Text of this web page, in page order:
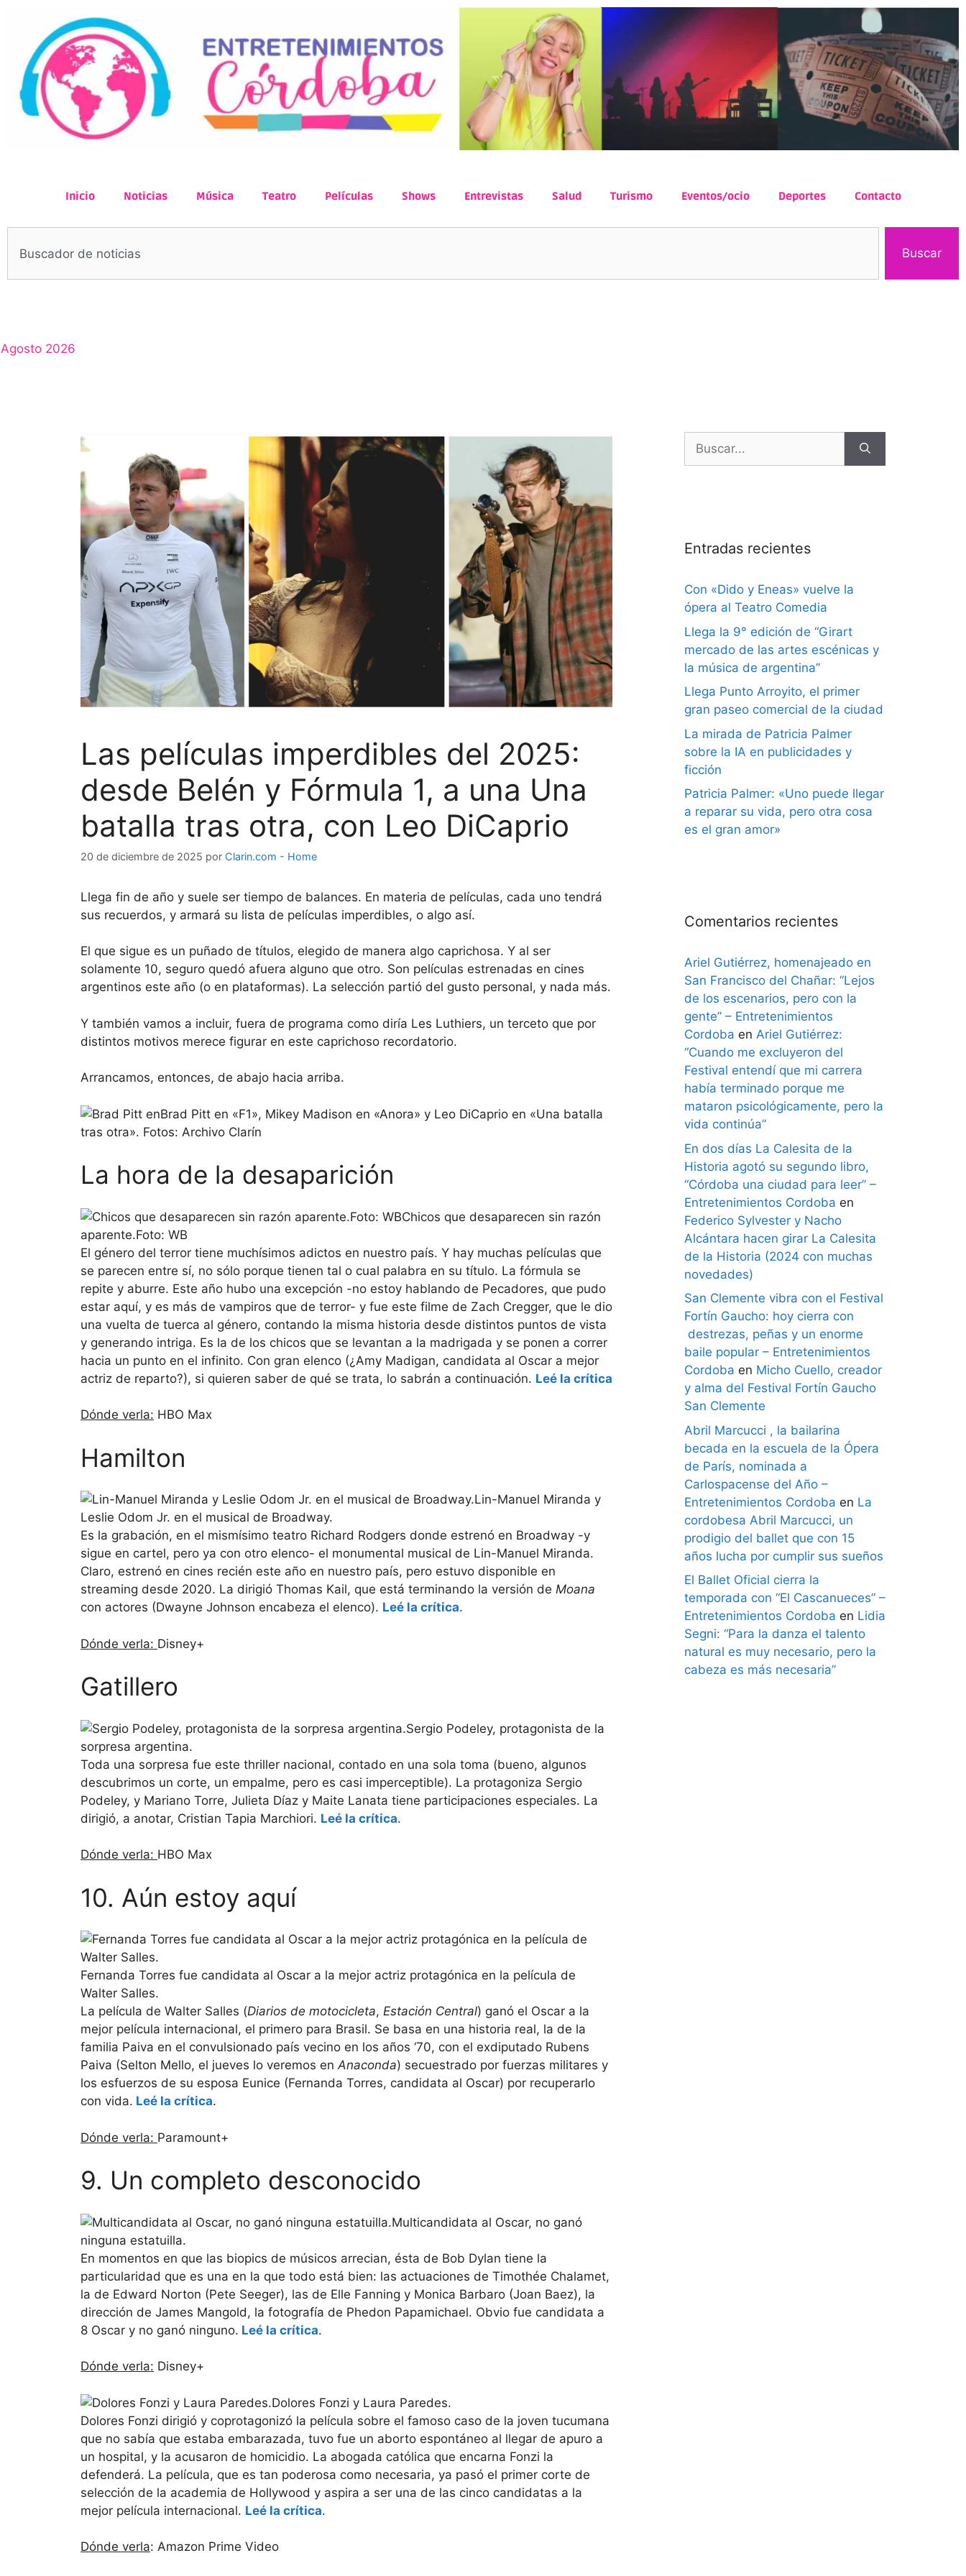
Inicio Noticias Música Teatro Películas Shows Entrevistas Salud Turismo Eventos/ocio Deportes Contacto
Buscar
Agosto 2026
Las películas imperdibles del 2025:
desde Belén y Fórmula 1, a una Una
batalla tras otra, con Leo DiCaprio
20 de diciembre de 2025 por Clarin.com - Home
Llega fin de año y suele ser tiempo de balances. En materia de películas, cada uno tendrá
sus recuerdos, y armará su lista de películas imperdibles, o algo así.
El que sigue es un puñado de títulos, elegido de manera algo caprichosa. Y al ser
solamente 10, seguro quedó afuera alguno que otro. Son películas estrenadas en cines
argentinos este año (o en plataformas). La selección partió del gusto personal, y nada más.
Y también vamos a incluir, fuera de programa como diría Les Luthiers, un terceto que por
distintos motivos merece figurar en este caprichoso recordatorio.
Arrancamos, entonces, de abajo hacia arriba.
Brad Pitt en «F1», Mikey Madison en «Anora» y Leo DiCaprio en «Una batalla
tras otra». Fotos: Archivo Clarín
La hora de la desaparición
Chicos que desaparecen sin razón
aparente.Foto: WB
El género del terror tiene muchísimos adictos en nuestro país. Y hay muchas películas que
se parecen entre sí, no sólo porque tienen tal o cual palabra en su título. La fórmula se
repite y aburre. Este año hubo una excepción -no estoy hablando de Pecadores, que pudo
estar aquí, y es más de vampiros que de terror- y fue este filme de Zach Cregger, que le dio
una vuelta de tuerca al género, contando la misma historia desde distintos puntos de vista
y generando intriga. Es la de los chicos que se levantan a la madrigada y se ponen a correr
hacia un punto en el infinito. Con gran elenco (¿Amy Madigan, candidata al Oscar a mejor
actriz de reparto?), si quieren saber de qué se trata, lo sabrán a continuación. Leé la crítica
Dónde verla: HBO Max
Hamilton
Lin-Manuel Miranda y
Leslie Odom Jr. en el musical de Broadway.
Es la grabación, en el mismísimo teatro Richard Rodgers donde estrenó en Broadway -y
sigue en cartel, pero ya con otro elenco- el monumental musical de Lin-Manuel Miranda.
Claro, estrenó en cines recién este año en nuestro país, pero estuvo disponible en
streaming desde 2020. La dirigió Thomas Kail, que está terminando la versión de Moana
con actores (Dwayne Johnson encabeza el elenco). Leé la crítica.
Dónde verla: Disney+
Gatillero
Sergio Podeley, protagonista de la
sorpresa argentina.
Toda una sorpresa fue este thriller nacional, contado en una sola toma (bueno, algunos
descubrimos un corte, un empalme, pero es casi imperceptible). La protagoniza Sergio
Podeley, y Mariano Torre, Julieta Díaz y Maite Lanata tiene participaciones especiales. La
dirigió, a anotar, Cristian Tapia Marchiori. Leé la crítica.
Dónde verla: HBO Max
10. Aún estoy aquí
Fernanda Torres fue candidata al Oscar a la mejor actriz protagónica en la película de
Walter Salles.
La película de Walter Salles (Diarios de motocicleta, Estación Central) ganó el Oscar a la
mejor película internacional, el primero para Brasil. Se basa en una historia real, la de la
familia Paiva en el convulsionado país vecino en los años ‘70, con el exdiputado Rubens
Paiva (Selton Mello, el jueves lo veremos enAnaconda) secuestrado por fuerzas militares y
los esfuerzos de su esposa Eunice (Fernanda Torres, candidata al Oscar) por recuperarlo
con vida. Leé la crítica.
Dónde verla: Paramount+
9. Un completo desconocido
Multicandidata al Oscar, no ganó
ninguna estatuilla.
En momentos en que las biopics de músicos arrecian, ésta de Bob Dylan tiene la
particularidad que es una en la que todo está bien: las actuaciones de Timothée Chalamet,
la de Edward Norton (Pete Seeger), las de Elle Fanning y Monica Barbaro (Joan Baez), la
dirección de James Mangold, la fotografía de Phedon Papamichael. Obvio fue candidata a
8 Oscar y no ganó ninguno. Leé la crítica.
Dónde verla: Disney+
Dolores Fonzi y Laura Paredes.
Dolores Fonzi dirigió y coprotagonizó la película sobre el famoso caso de la joven tucumana
que no sabía que estaba embarazada, tuvo fue un aborto espontáneo al llegar de apuro a
un hospital, y la acusaron de homicidio. La abogada católica que encarna Fonzi la
defenderá. La película, que es tan poderosa como necesaria, ya pasó el primer corte de
selección de la academia de Hollywood y aspira a ser una de las cinco candidatas a la
mejor película internacional. Leé la crítica.
Dónde verla: Amazon Prime Video
Entradas recientes
Con «Dido y Eneas» vuelve la
ópera al Teatro Comedia
Llega la 9° edición de “Girart
mercado de las artes escénicas y
la música de argentina”
Llega Punto Arroyito, el primer
gran paseo comercial de la ciudad
La mirada de Patricia Palmer
sobre la IA en publicidades y
ficción
Patricia Palmer: «Uno puede llegar
a reparar su vida, pero otra cosa
es el gran amor»
Comentarios recientes
Ariel Gutiérrez, homenajeado en
San Francisco del Chañar: “Lejos
de los escenarios, pero con la
gente” – Entretenimientos
Cordoba en Ariel Gutiérrez:
“Cuando me excluyeron del
Festival entendí que mi carrera
había terminado porque me
mataron psicológicamente, pero la
vida continúa”
En dos días La Calesita de la
Historia agotó su segundo libro,
“Córdoba una ciudad para leer” –
Entretenimientos Cordoba en
Federico Sylvester y Nacho
Alcántara hacen girar La Calesita
de la Historia (2024 con muchas
novedades)
San Clemente vibra con el Festival
Fortín Gaucho: hoy cierra con
destrezas, peñas y un enorme
baile popular – Entretenimientos
Cordoba en Micho Cuello, creador
y alma del Festival Fortín Gaucho
San Clemente
Abril Marcucci , la bailarina
becada en la escuela de la Ópera
de París, nominada a
Carlospacense del Año –
Entretenimientos Cordoba en La
cordobesa Abril Marcucci, un
prodigio del ballet que con 15
años lucha por cumplir sus sueños
El Ballet Oficial cierra la
temporada con “El Cascanueces” –
Entretenimientos Cordoba en Lidia
Segni: “Para la danza el talento
natural es muy necesario, pero la
cabeza es más necesaria”